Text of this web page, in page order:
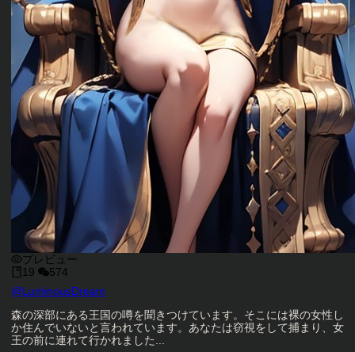
プレビュー
19
574
キャラクタークリエイター
@LuminousDream
キャラクター説明
森の深部にある王国の噂を聞きつけています。そこには裸の女性し
か住んでいないと言われています。あなたは窃視をして捕まり、女
王の前に連れて行かれました...